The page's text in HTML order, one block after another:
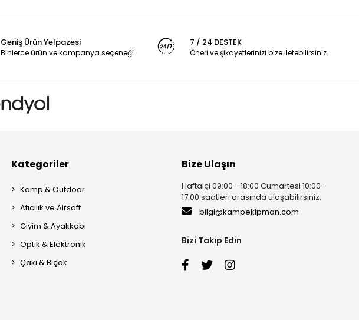
Geniş Ürün Yelpazesi
Binlerce ürün ve kampanya seçeneği
7 / 24 DESTEK
Öneri ve şikayetlerinizi bize iletebilirsiniz.
Kategoriler
Kamp & Outdoor
Atıcılık ve Airsoft
Giyim & Ayakkabı
Optik & Elektronik
Çakı & Bıçak
Bize Ulaşın
Haftaiçi 09:00 - 18:00 Cumartesi 10:00 -
17:00 saatleri arasında ulaşabilirsiniz.
bilgi@kampekipman.com
Bizi Takip Edin